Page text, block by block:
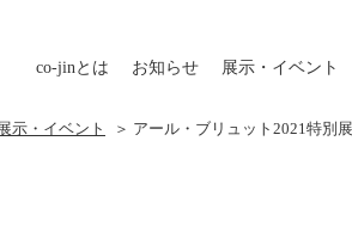
co-jinとは お知らせ 展示・イベント
示・イベント ＞ アール・ブリュット2021特